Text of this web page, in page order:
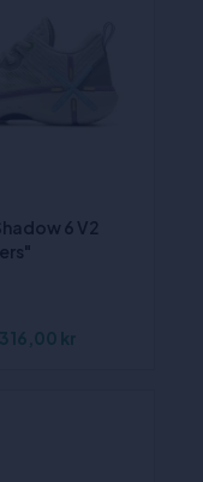
6 V2
kr